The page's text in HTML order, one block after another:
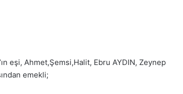
eşi, Ahmet,Şemsi,Halit, Ebru AYDIN, Zeynep
emekli;